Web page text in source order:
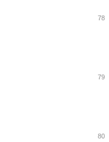
78
79
80